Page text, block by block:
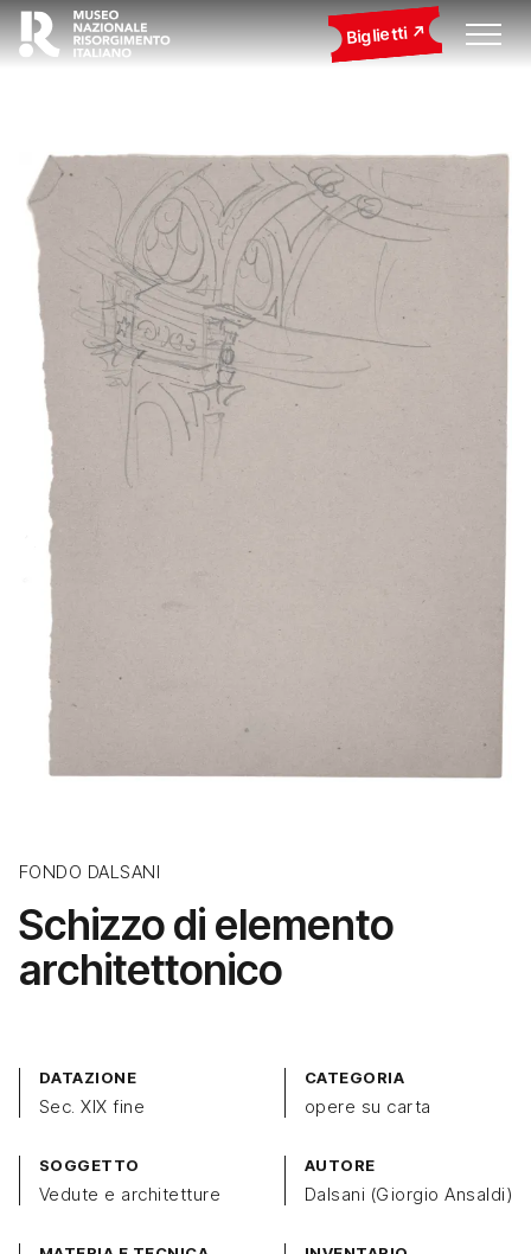
Biglietti
FONDO DALSANI
Schizzo di elemento
architettonico
DATAZIONE
Sec. XIX fine
CATEGORIA
opere su carta
SOGGETTO
Vedute e architetture
AUTORE
Dalsani (Giorgio Ansaldi)